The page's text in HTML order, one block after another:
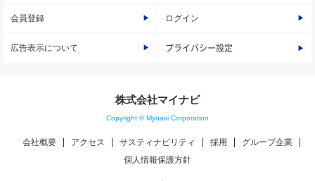
会員登録 ログイン
広告表示について プライバシー設定
株式会社マイナビ
Copyright © Mynavi Corporation
会社概要 アクセス サスティナビリティ 採用
グループ企業
個人情報保護方針